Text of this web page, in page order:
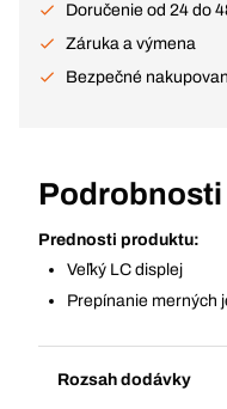
Doručenie od 24 do
Záruka a výmena
Bezpečné
Podrobnosti
Prednosti produktu:
Veľký LC displej
Prepínanie merných
Rozsah dodávky